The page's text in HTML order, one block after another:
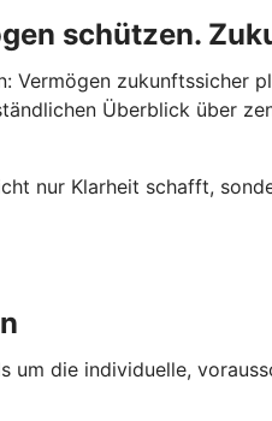
schützen.
Vermögen zukunftssicher
Überblick über
nur Klarheit schafft,
um die individuelle,